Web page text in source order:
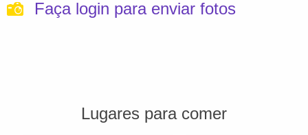
Faça login para enviar fotos
Lugares para comer